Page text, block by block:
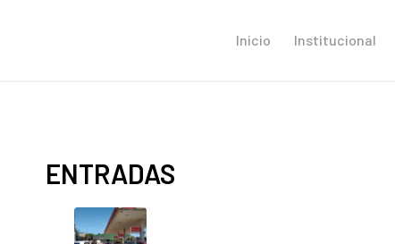
Inicio Institucional
ENTRADAS